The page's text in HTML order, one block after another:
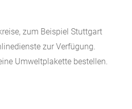
zum Beispiel Stuttgart
zur Verfügung.
Umweltplakette bestellen.